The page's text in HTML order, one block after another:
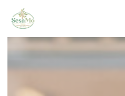
Personalizzazione delle tue scelte sui